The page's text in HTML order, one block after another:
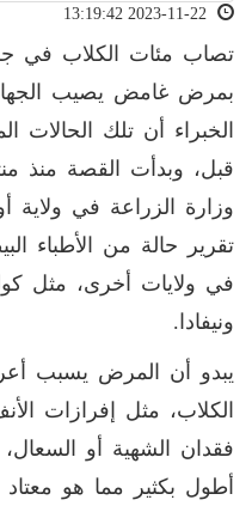
تصاب مئات الكلاب في
بمرض غامض يصيب الجهاز
الخبراء أن تلك الحالات
قبل، وبدأت القصة
وزارة الزراعة في ولاية
تقرير حالة من الأطباء
في ولايات أخرى، مثل
ونيفادا.
يبدو أن المرض يسبب
الكلاب، مثل إفرازات
فقدان الشهية أو
أطول بكثير مما هو معتاد